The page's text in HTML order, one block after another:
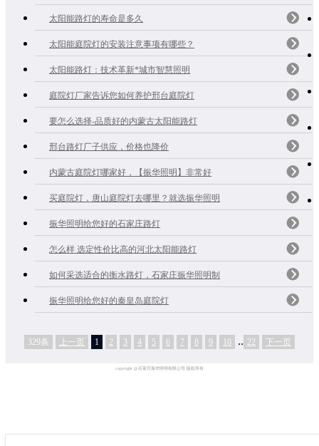
太阳能路灯的寿命是多久
太阳能庭院灯的安装注意事项有哪些？
太阳能路灯：技术革新*城市智慧照明
庭院灯厂家告诉您如何养护邢台庭院灯
要怎么选择-品质好的内蒙古太阳能路灯
邢台路灯厂子供应，价格也降价
内蒙古庭院灯哪家好，【振华照明】非常好
买庭院灯，唐山庭院灯去哪里？就选振华照明
振华照明给您好的石家庄路灯
怎么样 选定性价比高的河北太阳能路灯
如何采选适合的衡水路灯，石家庄振华照明制
振华照明给您好的秦皇岛庭院灯
329条 上一页 1 2 3 4 5 6 7 8 9 10 .. 22 下一页
copyright @石家庄振华照明有限公司 版权所有